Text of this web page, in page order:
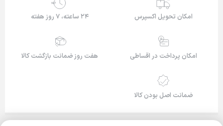
امکان تحویل اکسپرس
24/7
۲۴ ساعته، ۷ روز هفته
امکان پرداخت در اقساطی هفت روز ضمانت بازگشت کالا
ضمانت اصل بودن کالا